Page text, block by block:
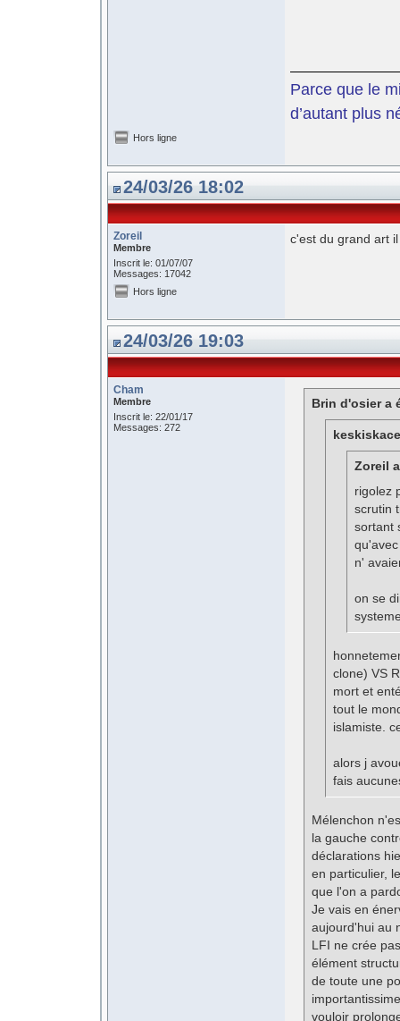
Parce que le
d’autant plus
Hors ligne
24/03/26 18:02
Zoreil
Membre
Inscrit le: 01/07/07
Messages: 17042
c'est du grand art
Hors ligne
24/03/26 19:03
Cham
Membre
Inscrit le: 22/01/17
Messages: 272
Brin d'osier a
Zoreil
rigolez
scrutin
sortant
n'
on se
clone) VS
mort et
tout le
islamiste.
alors j
fais
Mélenchon
la gauche
déclarations
en particulier,
que l'on a
Je vais en
aujourd'hui au
LFI ne crée
élément
de toute une
vouloir